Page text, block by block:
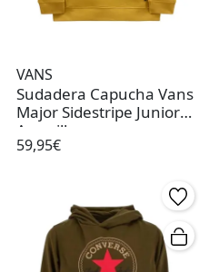
VANS
Sudadera Capucha Vans
Major Sidestripe Junior
Amarillo
59,95€